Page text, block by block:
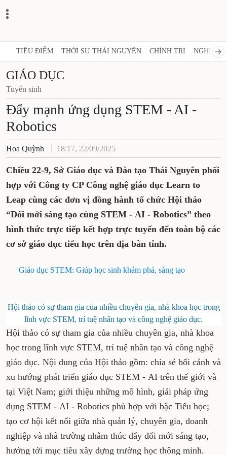
TIÊU ĐIỂM THỜI SỰ THÁI NGUYÊN CHÍNH TRỊ NGHỊ
GIÁO DỤC
Tuyển sinh
Đẩy mạnh ứng dụng STEM - AI -
Robotics
Hoa Quỳnh 18:17, 22/09/2025
Chiều 22-9, Sở Giáo dục và Đào tạo Thái Nguyên phối
hợp với Công ty CP Công nghệ giáo dục Learn to
Leap cùng các đơn vị đồng hành tổ chức Hội thảo
“Đổi mới sáng tạo cùng STEM - AI - Robotics” theo
hình thức trực tiếp kết hợp trực tuyến đến toàn bộ các
cơ sở giáo dục tiểu học trên địa bàn tỉnh.
Giáo dục STEM: Giúp học sinh khám phá, sáng tạo
Hội thảo có sự tham gia của nhiều chuyên gia, nhà khoa học trong
lĩnh vực STEM, trí tuệ nhân tạo và công nghệ giáo dục.
Hội thảo có sự tham gia của nhiều chuyên gia, nhà khoa
học trong lĩnh vực STEM, trí tuệ nhân tạo và công nghệ
giáo dục. Nội dung của Hội thảo gồm: chia sẻ bối cảnh và
xu hướng phát triển giáo dục STEM - AI trên thế giới và
tại Việt Nam; giới thiệu những mô hình, giải pháp ứng
dụng STEM - AI - Robotics phù hợp với bậc Tiểu học;
tạo cơ hội kết nối giữa nhà quản lý, chuyên gia, doanh
nghiệp và nhà trường nhằm thúc đẩy đổi mới sáng tạo,
hướng tới mục tiêu xây dựng trường học thông minh.